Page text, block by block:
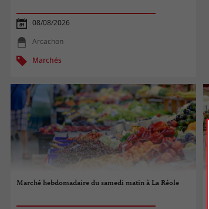
08/08/2026
Arcachon
Marchés
Marché hebdomadaire du samedi matin à La Réole